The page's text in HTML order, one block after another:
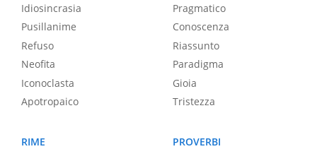
Idiosincrasia
Pusillanime
Refuso
Neofita
Iconoclasta
Apotropaico
Pragmatico
Conoscenza
Riassunto
Paradigma
Gioia
Tristezza
RIME
PROVERBI